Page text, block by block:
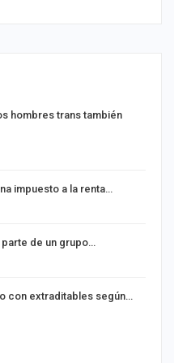
hombres trans también
impuesto a la renta…
parte de un grupo…
con extraditables según…